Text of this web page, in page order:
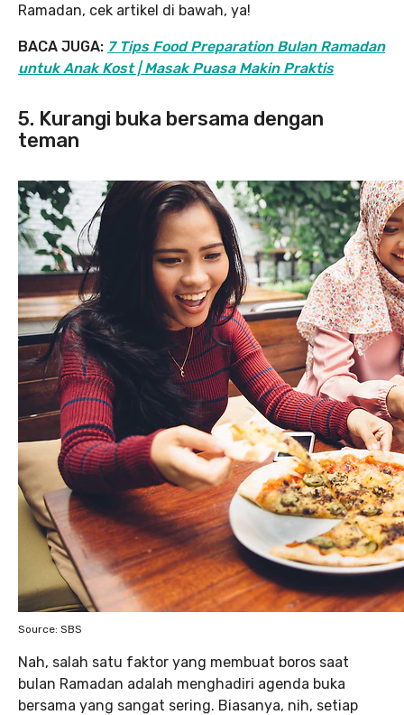
Ramadan, cek artikel di bawah, ya!
BACA JUGA: 7 Tips Food Preparation Bulan Ramadan
untuk Anak Kost | Masak Puasa Makin Praktis
5. Kurangi buka bersama dengan
teman
Source: SBS
Nah, salah satu faktor yang membuat boros saat
bulan Ramadan adalah menghadiri agenda buka
bersama yang sangat sering. Biasanya, nih, setiap